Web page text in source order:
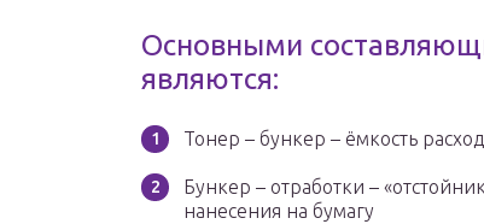
Основными
являются:
Тонер – бункер – ёмкость
Бункер – отработки –
нанесения на бумагу